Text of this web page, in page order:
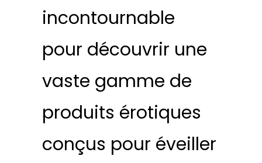
incontournable
pour découvrir une
vaste gamme de
produits érotiques
conçus pour éveiller